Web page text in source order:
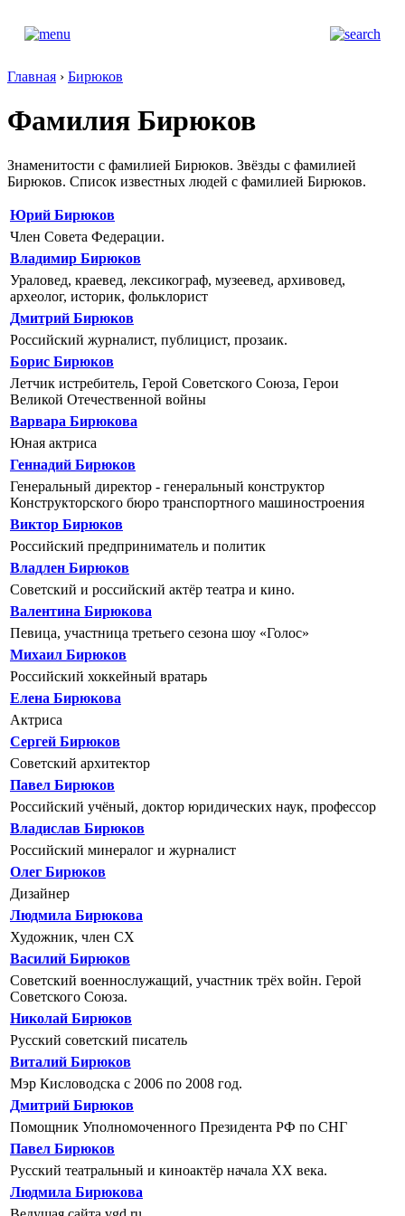
Главная › Бирюков
Фамилия Бирюков
Знаменитости с фамилией Бирюков. Звёзды с фамилией
Бирюков. Список известных людей с фамилией Бирюков.
Юрий Бирюков
Член Совета Федерации.
Владимир Бирюков
Ураловед, краевед, лексикограф, музеевед, архивовед,
археолог, историк, фольклорист
Дмитрий Бирюков
Российский журналист, публицист, прозаик.
Борис Бирюков
Летчик истребитель, Герой Советского Союза, Герои
Великой Отечественной войны
Варвара Бирюкова
Юная актриса
Геннадий Бирюков
Генеральный директор - генеральный конструктор
Конструкторского бюро транспортного машиностроения
Виктор Бирюков
Российский предприниматель и политик
Владлен Бирюков
Советский и российский актёр театра и кино.
Валентина Бирюкова
Певица, участница третьего сезона шоу «Голос»
Михаил Бирюков
Российский хоккейный вратарь
Елена Бирюкова
Актриса
Сергей Бирюков
Советский архитектор
Павел Бирюков
Российский учёный, доктор юридических наук, профессор
Владислав Бирюков
Российский минералог и журналист
Олег Бирюков
Дизайнер
Людмила Бирюкова
Художник, член СХ
Василий Бирюков
Советский военнослужащий, участник трёх войн. Герой
Советского Союза.
Николай Бирюков
Русский советский писатель
Виталий Бирюков
Мэр Кисловодска с 2006 по 2008 год.
Дмитрий Бирюков
Помощник Уполномоченного Президента РФ по СНГ
Павел Бирюков
Русский театральный и киноактёр начала XX века.
Людмила Бирюкова